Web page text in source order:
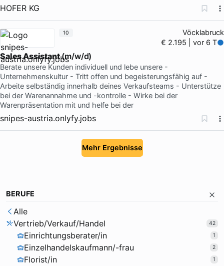
HOFER KG
Vöcklabruck
€ 2.195 | vor 6 T
Sales Assistant(m/w/d)
Berate unsere Kunden individuell und lebe unsere -
Unternehmenskultur - Tritt offen und begeisterungsfähig auf -
Arbeite selbständig innerhalb deines Verkaufsteams - Unterstütze
bei der Warenannahme und -kontrolle - Wirke bei der
Warenpräsentation mit und helfe bei der
snipes-austria.onlyfy.jobs
10
Mehr Ergebnisse
BERUFE
Alle
Vertrieb/Verkauf/Handel
42
Einrichtungsberater/in 1
Einzelhandelskaufmann/-frau 2
Florist/in 1